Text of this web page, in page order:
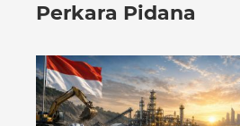
Perkara Pidana